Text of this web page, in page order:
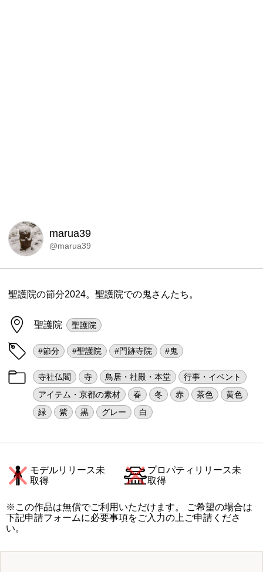
marua39
@marua39
聖護院の節分2024。聖護院での鬼さんたち。
聖護院 聖護院
#節分 #聖護院 #門跡寺院 #鬼
寺社仏閣 寺 鳥居・社殿・本堂
行事・イベント
アイテム・京都の素材
春 冬 赤 茶色
黄色
緑
紫 黒 グレー 白
モデルリリース未
取得
プロパティリリース未
取得
※この作品は無償でご利用いただけます。 ご希望の場合は
下記申請フォームに必要事項をご入力の上ご申請くださ
い。